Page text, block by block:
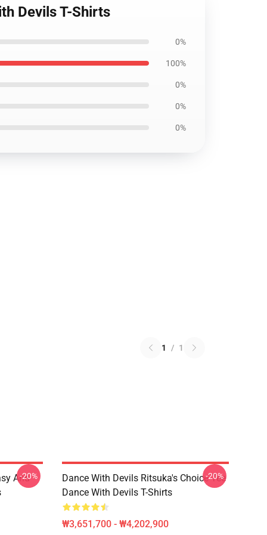
Devils T-Shirts
0%
100%
0%
0%
0%
1 / 1
And
-20%
Dance With Devils Ritsuka's Choice Tee
Dance With Devils T-Shirts
₩3,651,700 - ₩4,202,900
-20%